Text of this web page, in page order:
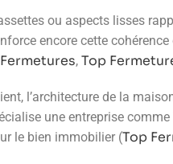
ou aspects lisses
encore cette
, Top
l’architecture de la
une entreprise
le bien immobilier (Top